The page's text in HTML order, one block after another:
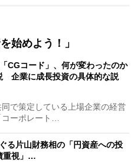
始めよう！」
CGコード」、何が変わったのか
企業に成長投資の具体的な説
で策定している上場企業の経営
コーポレート…
る片山財務相の「円資産への投
重視」…